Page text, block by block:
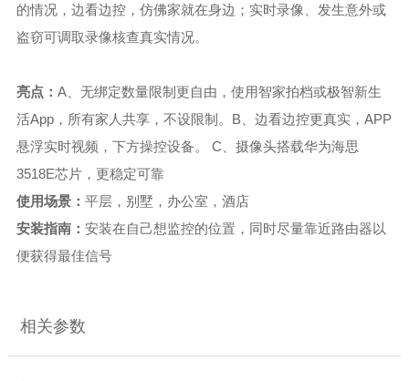
的情况，边看边控，仿佛家就在身边；实时录像、发生意外或
盗窃可调取录像核查真实情况。
亮点： A、无绑定数量限制更自由，使用智家拍档或极智新生
活App，所有家人共享，不设限制。B、边看边控更真实，APP
悬浮实时视频，下方操控设备。 C、摄像头搭载华为海思
3518E芯片，更稳定可靠
使用场景： 平层，别墅，办公室，酒店
安装指南： 安装在自己想监控的位置，同时尽量靠近路由器以
便获得最佳信号
相关参数